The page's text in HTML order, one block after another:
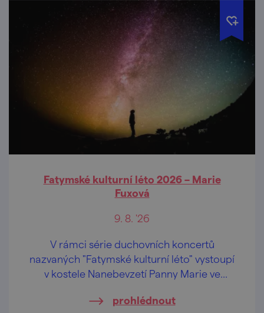
Fatymské kulturní léto 2026 – Marie
Fuxová
9. 8. '26
V rámci série duchovních koncertů
nazvaných "Fatymské kulturní léto" vystoupí
v kostele Nanebevzetí Panny Marie ve
Marie Fuxová.
prohlédnout